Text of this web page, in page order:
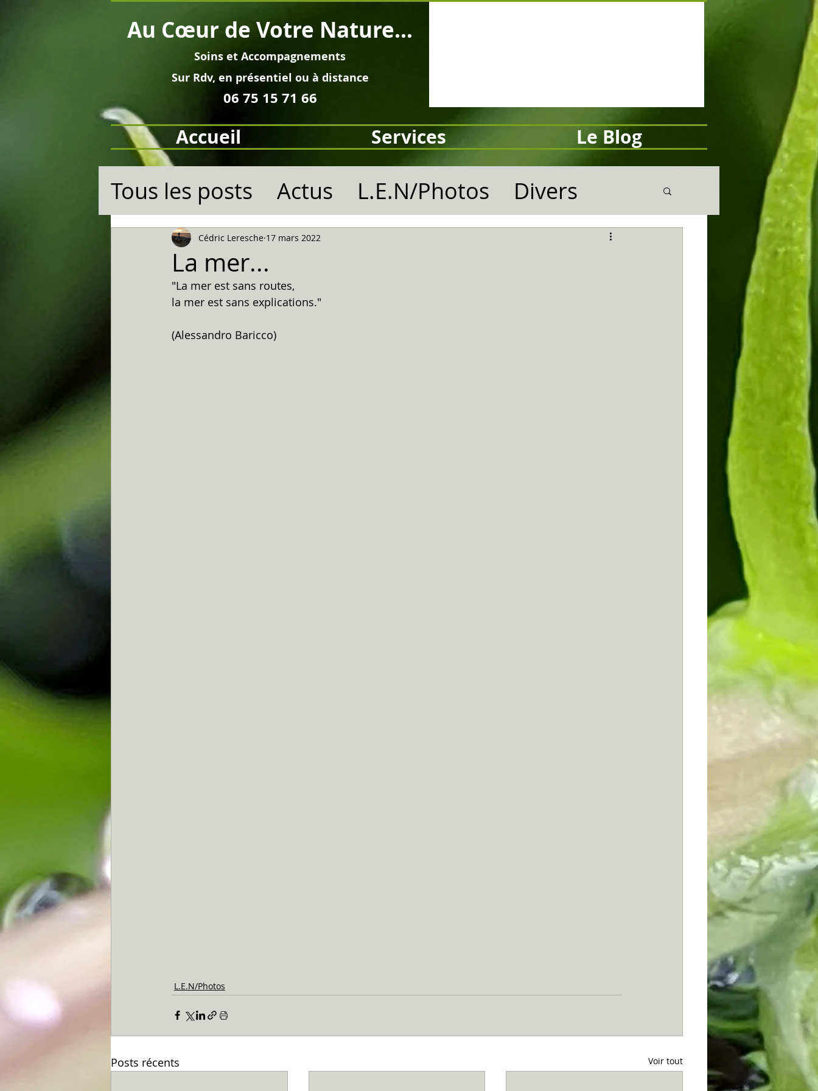
Soins et Accompagnements
Sur Rdv, en présentiel ou à distance
06 75 15 71 66
Au Cœur de Votre Nature...
Accueil Services Le Blog
Tous les posts Actus L.E.N/Photos Divers
La mer...
Cédric Leresche 17 mars 2022
"La mer est sans routes,
la mer est sans explications."
(Alessandro Baricco)
L.E.N/Photos
Posts récents Voir tout